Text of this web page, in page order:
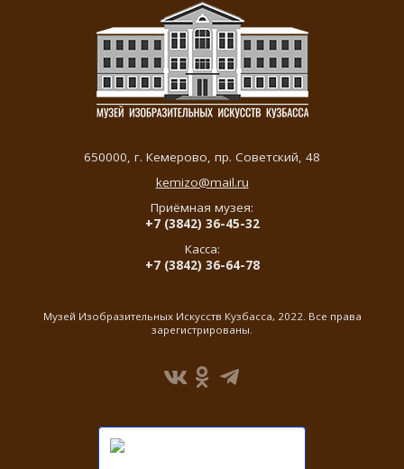
650000, г. Кемерово, пр. Советский, 48
kemizo@mail.ru
Приёмная музея:
+7 (3842) 36-45-32
Касса:
+7 (3842) 36-64-78
Музей Изобразительных Искусств Кузбасса, 2022. Все права
зарегистрированы.